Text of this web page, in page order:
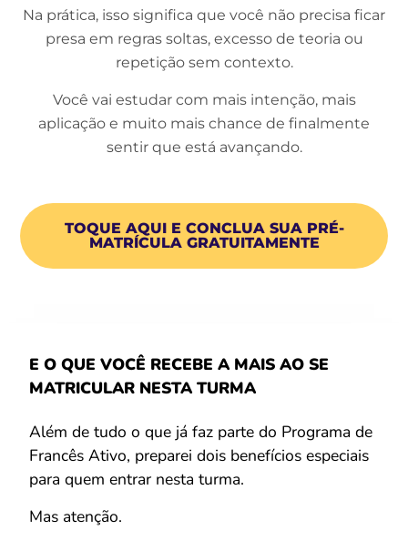
Na prática, isso significa que você não precisa ficar
presa em regras soltas, excesso de teoria ou
repetição sem contexto.
Você vai estudar com mais intenção, mais
aplicação e muito mais chance de finalmente
sentir que está avançando.
TOQUE AQUI E CONCLUA SUA PRÉ-
MATRÍCULA GRATUITAMENTE
E O QUE VOCÊ RECEBE A MAIS AO SE
MATRICULAR NESTA TURMA
Além de tudo o que já faz parte do Programa de
Francês Ativo, preparei dois benefícios especiais
para quem entrar nesta turma.
Mas atenção.